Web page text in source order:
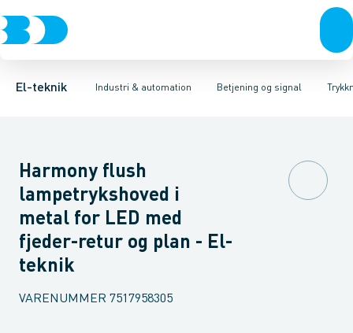
El-teknik Industri & automation
Afbrydere, stikkontakter & lampeudtagForgreningsmateriel
Betjening og signal
Industristiksystemer Frekvensomformere og softstartere
TrykknaphovedLystårn element, optiskTilslutningsmodul
Harmony flush
lampetrykshoved i
metal for LED med
fjeder-retur og plan - El-
teknik
VARENUMMER 7517958305